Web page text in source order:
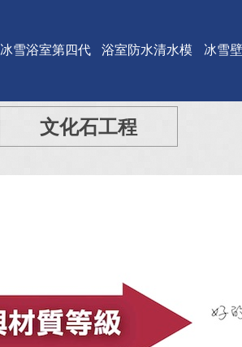
冰雪浴室第四代 浴室防水清水模 冰雪
文化石工程